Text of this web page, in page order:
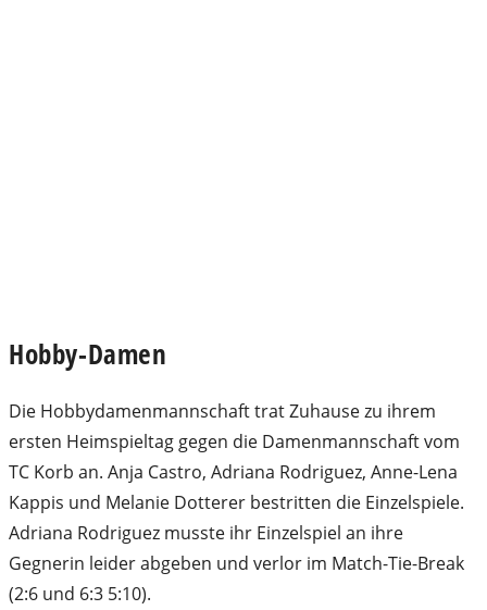
Hobby-Damen
Die Hobbydamenmannschaft trat Zuhause zu ihrem
ersten Heimspieltag gegen die Damenmannschaft vom
TC Korb an. Anja Castro, Adriana Rodriguez, Anne-Lena
Kappis und Melanie Dotterer bestritten die Einzelspiele.
Adriana Rodriguez musste ihr Einzelspiel an ihre
Gegnerin leider abgeben und verlor im Match-Tie-Break
(2:6 und 6:3 5:10).